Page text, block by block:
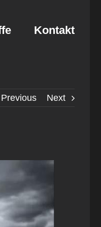
Kontakt
Previous Next